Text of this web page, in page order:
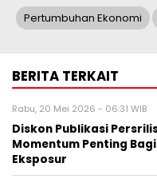
Pertumbuhan Ekonomi
BERITA TERKAIT
Rabu, 20 Mei 2026 - 06:31 WIB
Diskon Publikasi
Momentum Penting
Eksposur